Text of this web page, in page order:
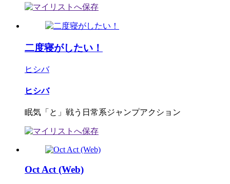
二度寝がしたい！
ヒシバ
ヒシバ
眠気「と」戦う日常系ジャンプアクション
Oct Act (Web)